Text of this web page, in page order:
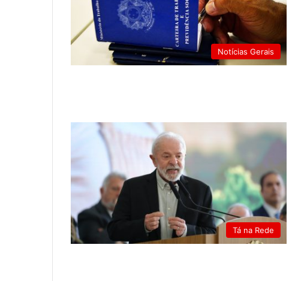
Notícias Gerais
Tá na Rede